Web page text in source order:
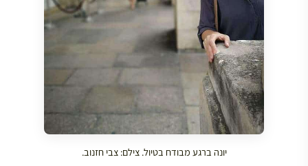
יונה ברגע מבודח בטיול. צילם: צבי חזנוב.